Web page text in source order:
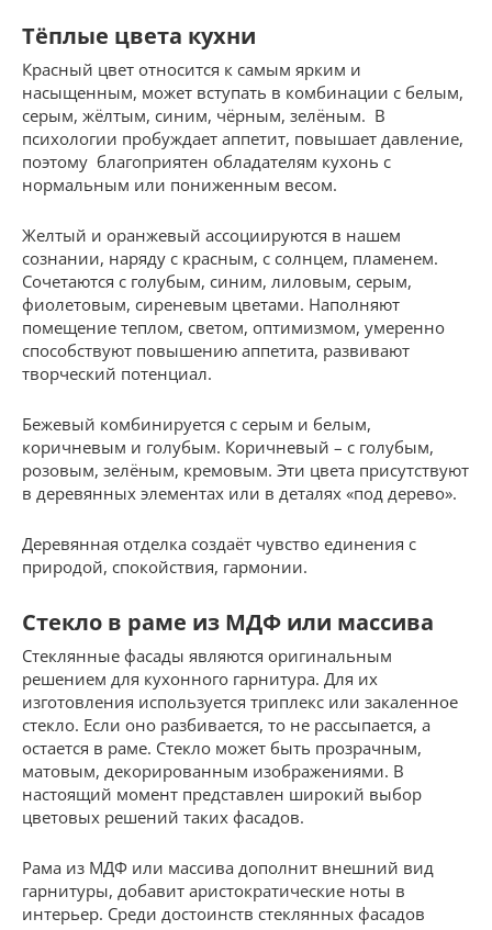
Тёплые цвета кухни
Красный цвет относится к самым ярким и
насыщенным, может вступать в комбинации с белым,
серым, жёлтым, синим, чёрным, зелёным. В
психологии пробуждает аппетит, повышает давление,
поэтому благоприятен обладателям кухонь с
нормальным или пониженным весом.
Желтый и оранжевый ассоциируются в нашем
сознании, наряду с красным, с солнцем, пламенем.
Сочетаются с голубым, синим, лиловым, серым,
фиолетовым, сиреневым цветами. Наполняют
помещение теплом, светом, оптимизмом, умеренно
способствуют повышению аппетита, развивают
творческий потенциал.
Бежевый комбинируется с серым и белым,
коричневым и голубым. Коричневый – с голубым,
розовым, зелёным, кремовым. Эти цвета присутствуют
в деревянных элементах или в деталях «под дерево».
Деревянная отделка создаёт чувство единения с
природой, спокойствия, гармонии.
Стекло в раме из МДФ или массива
Стеклянные фасады являются оригинальным
решением для кухонного гарнитура. Для их
изготовления используется триплекс или закаленное
стекло. Если оно разбивается, то не рассыпается, а
остается в раме. Стекло может быть прозрачным,
матовым, декорированным изображениями. В
настоящий момент представлен широкий выбор
цветовых решений таких фасадов.
Рама из МДФ или массива дополнит внешний вид
гарнитуры, добавит аристократические ноты в
интерьер. Среди достоинств стеклянных фасадов